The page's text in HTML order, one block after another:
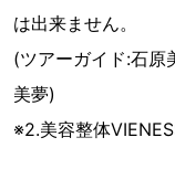
は出来ません。
(ツアーガイド:石原
美夢)
※2.美容整体